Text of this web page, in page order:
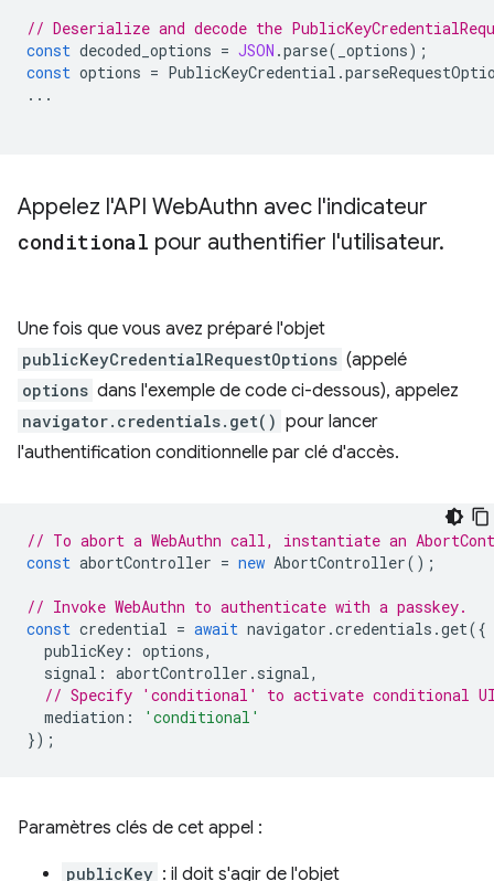
// Deserialize and decode the
const decoded_options = JSON .parse( _options);
const options = PublicKeyCredential .
...
Appelez l'API WebAuthn avec l'indicateur
conditional pour authentifier l'utilisateur.
Une fois que vous avez préparé l'objet
publicKeyCredentialRequestOptions (appelé
options dans l'exemple de code ci-dessous), appelez
navigator.credentials.get() pour lancer
l'authentification conditionnelle par clé d'accès.
// To abort a WebAuthn call, instantiate an
const abortController = new AbortController();
// Invoke WebAuthn to authenticate with a passkey.
const credential = await navigator .credentials .get({
publicKey : options,
signal : abortController . signal ,
// Specify 'conditional' to activate conditional
mediation :
'conditional'
});
Paramètres clés de cet appel :
publicKey : il doit s'agir de l'objet